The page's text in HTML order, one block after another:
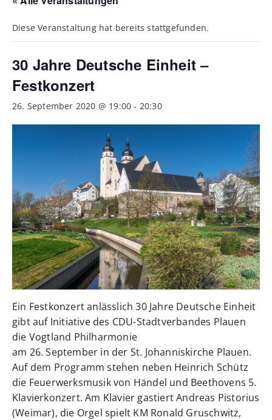
Diese Veranstaltung hat bereits stattgefunden.
30 Jahre Deutsche Einheit –
Festkonzert
26. September 2020 @ 19:00 - 20:30
Ein Festkonzert anlässlich 30 Jahre Deutsche Einheit
gibt auf Initiative des CDU-Stadtverbandes Plauen
die Vogtland Philharmonie
am 26. September in der St. Johanniskirche Plauen.
Auf dem Programm stehen neben Heinrich Schütz
die Feuerwerksmusik von Händel und Beethovens 5.
Klavierkonzert. Am Klavier gastiert Andreas Pistorius
(Weimar), die Orgel spielt KM Ronald Gruschwitz,